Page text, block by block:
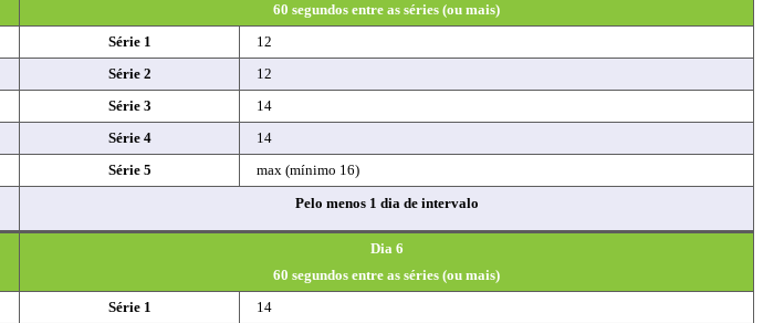
60 segundos entre as séries (ou mais)
Série 1 12
Série 2 12
Série 3 14
Série 4 14
Série 5 max (mínimo 16)
Pelo menos 1 dia de intervalo
Dia 6
60 segundos entre as séries (ou mais)
Série 1 14